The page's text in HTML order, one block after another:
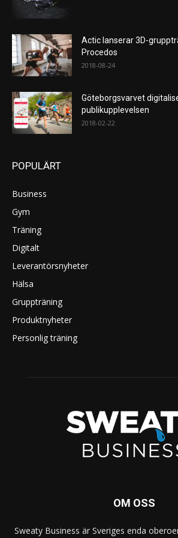
Actic lanserar 3D-
Procedos
2018-08-24
Göteborgsvarvet
publikupplevelsen
2018-02-22
POPULÄRT
Business
Gym
Träning
Digitalt
Leverantörsnyheter
Hälsa
Gruppträning
Produktnyheter
Personlig träning
OM OSS
Sweaty Business är Sveriges enda